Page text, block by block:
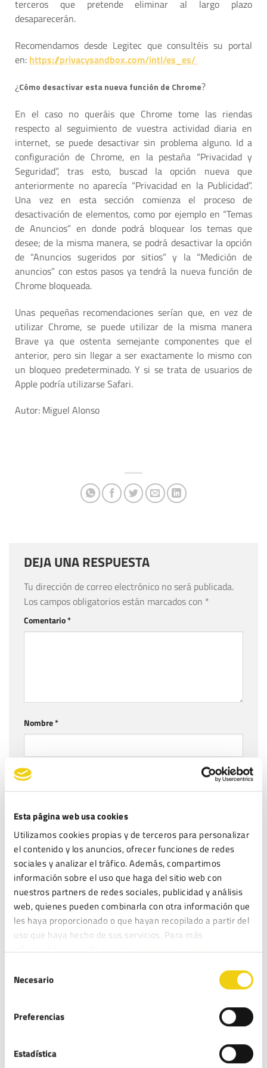
Esta página web usa cookies
Utilizamos cookies propias y de terceros para personalizar
el contenido y los anuncios, ofrecer funciones de redes
sociales y analizar el tráfico. Además, compartimos
información sobre el uso que haga del sitio web con
nuestros partners de redes sociales, publicidad y análisis
web, quienes pueden combinarla con otra información que
les haya proporcionado o que hayan recopilado a partir del
uso que haya hecho de sus servicios. Para más
información consulte nuestraPolítica de cookies.
Necesario
Preferencias
Estadística
terceros que pretende eliminar al largo plazo
desaparecerán.
Recomendamos desde Legitec que consultéis su portal
en: https://privacysandbox.com/intl/es_es/
¿Cómo desactivar esta nueva función de Chrome?
En el caso no queráis que Chrome tome las riendas
respecto al seguimiento de vuestra actividad diaria en
internet, se puede desactivar sin problema alguno. Id a
configuración de Chrome, en la pestaña “Privacidad y
Seguridad”, tras esto, buscad la opción nueva que
anteriormente no aparecía “Privacidad en la Publicidad”.
Una vez en esta sección comienza el proceso de
desactivación de elementos, como por ejemplo en “Temas
de Anuncios” en donde podrá bloquear los temas que
desee; de la misma manera, se podrá desactivar la opción
de “Anuncios sugeridos por sitios” y la “Medición de
anuncios” con estos pasos ya tendrá la nueva función de
Chrome bloqueada.
Unas pequeñas recomendaciones serían que, en vez de
utilizar Chrome, se puede utilizar de la misma manera
Brave ya que ostenta semejante componentes que el
anterior, pero sin llegar a ser exactamente lo mismo con
un bloqueo predeterminado. Y si se trata de usuarios de
Apple podría utilizarse Safari.
Autor: Miguel Alonso
DEJA UNA RESPUESTA
Tu dirección de correo electrónico no será publicada.
Los campos obligatorios están marcados con *
Comentario*
Nombre*
Correo electrónico
Web
Guarda mi nombre, correo electrónico y web en este
navegador para la próxima vez que comente.
LEGITEC moderará sus comentarios y podrá o no dar respuesta a los mismos.
Puede ejercer sus derechos de acceso, rectificación, supresión y portabilidad
antes